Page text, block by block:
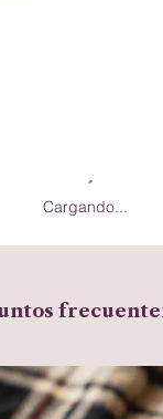
Cargando...